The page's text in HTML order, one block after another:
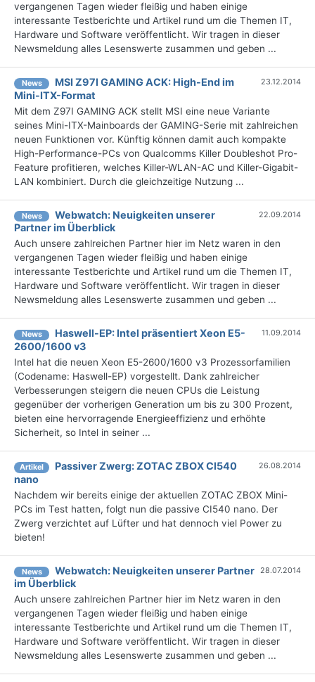
vergangenen Tagen wieder fleißig und haben einige
interessante Testberichte und Artikel rund um die Themen IT,
Hardware und Software veröffentlicht. Wir tragen in dieser
Newsmeldung alles Lesenswerte zusammen und geben ...
News
MSI Z97I GAMING ACK: High-End im
Mini-ITX-Format
23.12.2014
Mit dem Z97I GAMING ACK stellt MSI eine neue Variante
seines Mini-ITX-Mainboards der GAMING-Serie mit zahlreichen
neuen Funktionen vor. Künftig können damit auch kompakte
High-Performance-PCs von Qualcomms Killer Doubleshot Pro-
Feature profitieren, welches Killer-WLAN-AC und Killer-Gigabit-
LAN kombiniert. Durch die gleichzeitige Nutzung ...
News
Webwatch: Neuigkeiten unserer
Partner im Überblick
22.09.2014
Auch unsere zahlreichen Partner hier im Netz waren in den
vergangenen Tagen wieder fleißig und haben einige
interessante Testberichte und Artikel rund um die Themen IT,
Hardware und Software veröffentlicht. Wir tragen in dieser
Newsmeldung alles Lesenswerte zusammen und geben ...
News
Haswell-EP: Intel präsentiert Xeon E5-
2600/1600 v3
11.09.2014
Intel hat die neuen Xeon E5-2600/1600 v3 Prozessorfamilien
(Codename: Haswell-EP) vorgestellt. Dank zahlreicher
Verbesserungen steigern die neuen CPUs die Leistung
gegenüber der vorherigen Generation um bis zu 300 Prozent,
bieten eine hervorragende Energieeffizienz und erhöhte
Sicherheit, so Intel in seiner ...
Artikel
Passiver Zwerg: ZOTAC ZBOX CI540
nano
26.08.2014
Nachdem wir bereits einige der aktuellen ZOTAC ZBOX Mini-
PCs im Test hatten, folgt nun die passive CI540 nano. Der
Zwerg verzichtet auf Lüfter und hat dennoch viel Power zu
bieten!
News
Webwatch: Neuigkeiten unserer Partner
im Überblick
28.07.2014
Auch unsere zahlreichen Partner hier im Netz waren in den
vergangenen Tagen wieder fleißig und haben einige
interessante Testberichte und Artikel rund um die Themen IT,
Hardware und Software veröffentlicht. Wir tragen in dieser
Newsmeldung alles Lesenswerte zusammen und geben ...